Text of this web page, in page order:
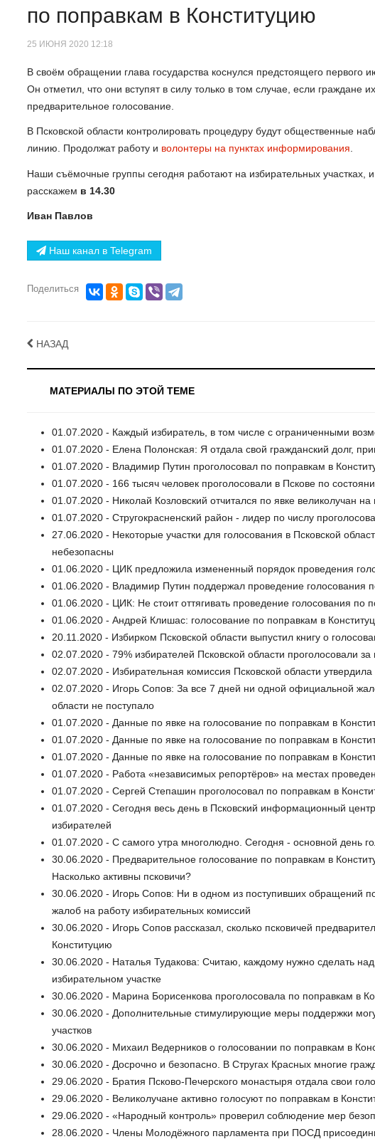
по поправкам в Конституцию
25 ИЮНЯ 2020 12:18
В своём обращении глава государства коснулся предстоящего первого
Он отметил, что они вступят в силу только в том случае, если граждане
предварительное голосование.
В Псковской области контролировать процедуру будут общественные
линию. Продолжат работу и волонтеры на пунктах информирования.
Наши съёмочные группы сегодня работают на избирательных участках,
расскажем в 14.30
Иван Павлов
Наш канал в Telegram
Поделиться
НАЗАД
МАТЕРИАЛЫ ПО ЭТОЙ ТЕМЕ
01.07.2020 - Каждый избиратель, в том числе с ограниченными
01.07.2020 - Елена Полонская: Я отдала свой гражданский долг,
01.07.2020 - Владимир Путин проголосовал по поправкам в
01.07.2020 - 166 тысяч человек проголосовали в Пскове по
01.07.2020 - Николай Козловский отчитался по явке великолучан
01.07.2020 - Стругокрасненский район - лидер по числу
27.06.2020 - Некоторые участки для голосования в Псковской
небезопасны
01.06.2020 - ЦИК предложила измененный порядок проведения
01.06.2020 - Владимир Путин поддержал проведение голосования
01.06.2020 - ЦИК: Не стоит оттягивать проведение голосования по
01.06.2020 - Андрей Клишас: голосование по поправкам в
20.11.2020 - Избирком Псковской области выпустил книгу о
02.07.2020 - 79% избирателей Псковской области проголосовали
02.07.2020 - Избирательная комиссия Псковской области утвердила
02.07.2020 - Игорь Сопов: За все 7 дней ни одной официальной
области не поступало
01.07.2020 - Данные по явке на голосование по поправкам в
01.07.2020 - Данные по явке на голосование по поправкам в
01.07.2020 - Данные по явке на голосование по поправкам в
01.07.2020 - Работа «независимых репортёров» на местах
01.07.2020 - Сергей Степашин проголосовал по поправкам в
01.07.2020 - Сегодня весь день в Псковский информационный
избирателей
01.07.2020 - С самого утра многолюдно. Сегодня - основной день
30.06.2020 - Предварительное голосование по поправкам в
Насколько активны псковичи?
30.06.2020 - Игорь Сопов: Ни в одном из поступивших обращений
жалоб на работу избирательных комиссий
30.06.2020 - Игорь Сопов рассказал, сколько псковичей
Конституцию
30.06.2020 - Наталья Тудакова: Считаю, каждому нужно сделать
избирательном участке
30.06.2020 - Марина Борисенкова проголосовала по поправкам в
30.06.2020 - Дополнительные стимулирующие меры поддержки
участков
30.06.2020 - Михаил Ведерников о голосовании по поправкам в
30.06.2020 - Досрочно и безопасно. В Стругах Красных многие
29.06.2020 - Братия Псково-Печерского монастыря отдала свои
29.06.2020 - Великолучане активно голосуют по поправкам в
29.06.2020 - «Народный контроль» проверил соблюдение мер
28.06.2020 - Члены Молодёжного парламента при ПОСД